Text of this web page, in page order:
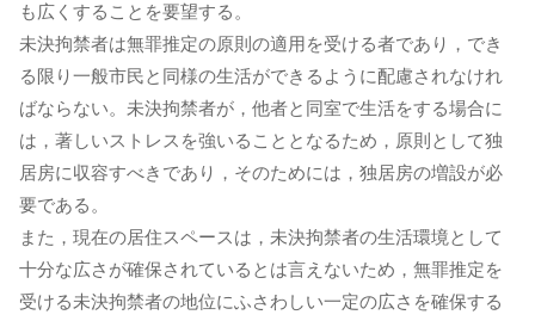
も広くすることを要望する。
未決拘禁者は無罪推定の原則の適用を受ける者であり，でき
る限り一般市民と同様の生活ができるように配慮されなけれ
ばならない。未決拘禁者が，他者と同室で生活をする場合に
は，著しいストレスを強いることとなるため，原則として独
居房に収容すべきであり，そのためには，独居房の増設が必
要である。
また，現在の居住スペースは，未決拘禁者の生活環境として
十分な広さが確保されているとは言えないため，無罪推定を
受ける未決拘禁者の地位にふさわしい一定の広さを確保する